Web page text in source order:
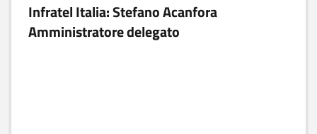
Infratel Italia: Stefano Acanfora
Amministratore delegato